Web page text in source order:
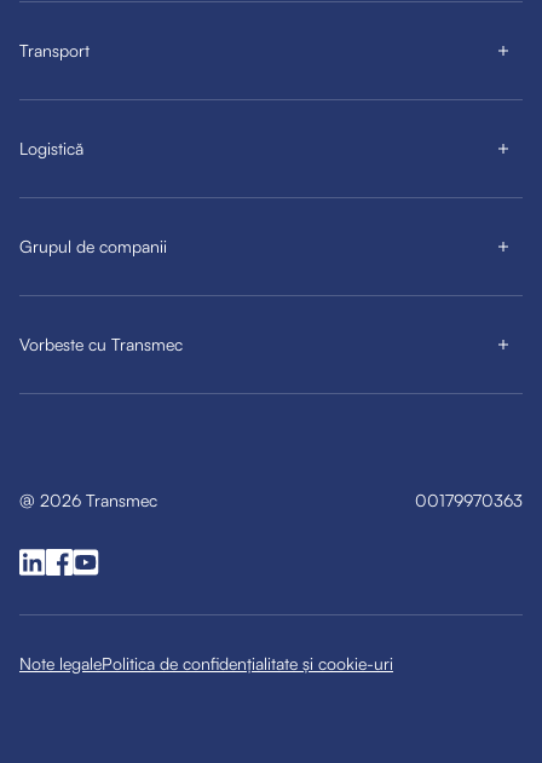
Transport
Logistică
Grupul de companii
Vorbeste cu Transmec
@ 2026 Transmec
Note legalePolitica de confidențialitate și cookie-uri
00179970363